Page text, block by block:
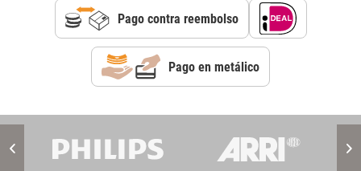
Pago contra reembolso
Pago en metálico